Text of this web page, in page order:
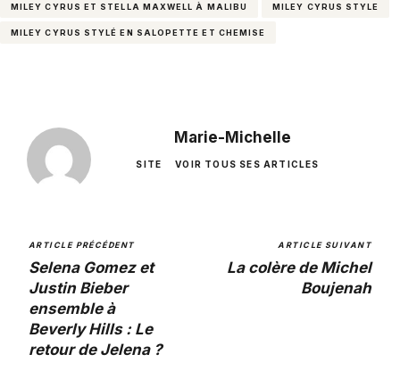
MILEY CYRUS ET STELLA MAXWELL À MALIBU MILEY CYRUS STYLE
MILEY CYRUS STYLÉ EN SALOPETTE ET CHEMISE
Marie-Michelle
SITE VOIR TOUS SES ARTICLES
ARTICLE PRÉCÉDENT
Selena Gomez et
Justin Bieber
ensemble à
Beverly Hills : Le
retour de Jelena ?
ARTICLE SUIVANT
La colère de Michel
Boujenah